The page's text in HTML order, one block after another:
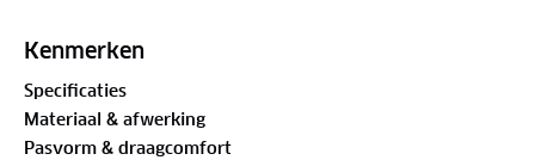
combinatie van stijl en functionaliteit met de
Kenmerken
Specificaties
Materiaal & afwerking
Pasvorm & draagcomfort